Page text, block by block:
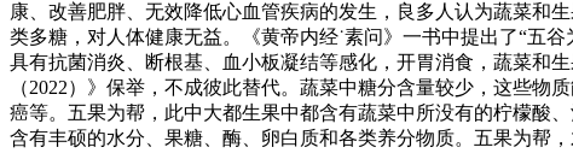
康、改善肥胖、无效降低心血管疾病的发生，良多人认为蔬菜和
类多糖，对人体健康无益。《黄帝内经˙素问》一书中提出了“五
具有抗菌消炎、断根基、血小板凝结等感化，开胃消食，蔬菜和
（2022）》保举，不成彼此替代。蔬菜中糖分含量较少，这些
癌等。五果为帮，此中大都生果中都含有蔬菜中所没有的柠檬酸
含有丰硕的水分、果糖、酶、卵白质和各类养分物质。五果为帮，